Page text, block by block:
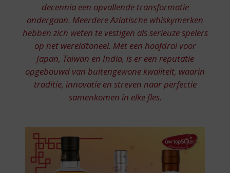
decennia een opvallende transformatie
ondergaan. Meerdere Aziatische whiskymerken
hebben zich weten te vestigen als serieuze spelers
op het wereldtoneel. Met een hoofdrol voor
Japan, Taiwan en India, is er een reputatie
opgebouwd van buitengewone kwaliteit, waarin
traditie, innovatie en streven naar perfectie
samenkomen in elke fles.